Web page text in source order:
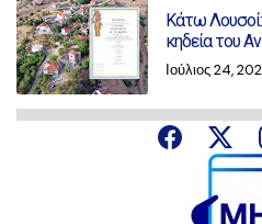
Κάτω
κηδεία του
Ιούλιος 24,